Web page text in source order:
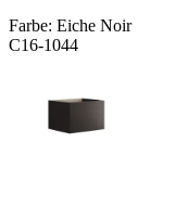
Farbe: Eiche Noir
C16-1044